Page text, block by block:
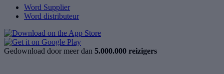
Word Supplier
Word distributeur
Gedownload door meer dan 5.000.000 reizigers